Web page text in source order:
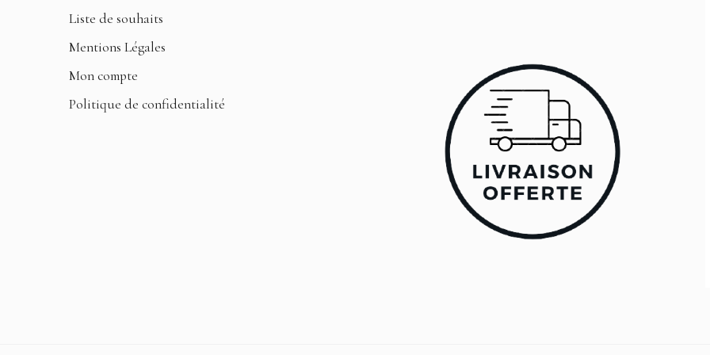
Liste de souhaits
Mentions Légales
Mon compte
Politique de confidentialité